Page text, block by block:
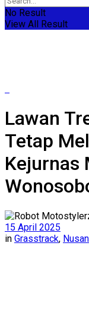
No Result
View All Result
Lawan
Tetap
Kejurnas
15 April 2025
in Grasstrack,